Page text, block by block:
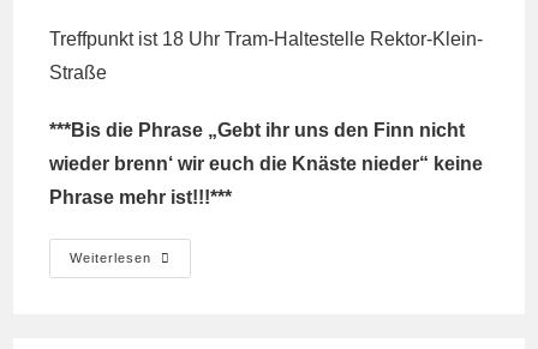
Treffpunkt ist 18 Uhr Tram-Haltestelle Rektor-Klein-
Straße
***Bis die Phrase „Gebt ihr uns den Finn nicht
wieder brenn‘ wir euch die Knäste nieder“ keine
Phrase mehr ist!!!***
Weiterlesen
Konzi
Vor